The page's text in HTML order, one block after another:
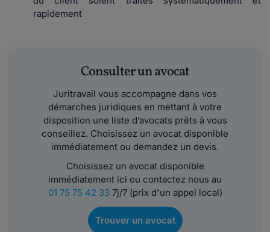
rapidement
Consulter un avocat
Juritravail vous accompagne dans vos
démarches juridiques en mettant à votre
disposition une liste d’avocats prêts à vous
conseillez. Choisissez un avocat disponible
immédiatement ou demandez un devis.
Choisissez un avocat disponible
immédiatement ici ou contactez nous au
01 75 75 42 337j/7 (prix d'un appel local)
Trouver un avocat